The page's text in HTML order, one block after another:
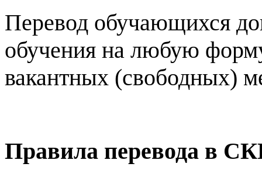
Перевод обучающихся
обучения на любую
вакантных (свободных)
Правила перевода в